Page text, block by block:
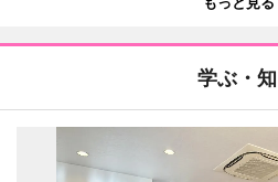
学ぶ・